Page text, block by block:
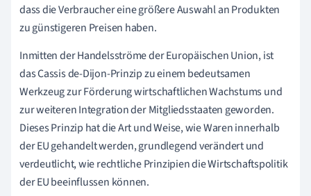
dass die Verbraucher eine größere Auswahl an Produkten
zu günstigeren Preisen haben.
Inmitten der Handelsströme der Europäischen Union, ist
das Cassis de-Dijon-Prinzip zu einem bedeutsamen
Werkzeug zur Förderung wirtschaftlichen Wachstums und
zur weiteren Integration der Mitgliedsstaaten geworden.
Dieses Prinzip hat die Art und Weise, wie Waren innerhalb
der EU gehandelt werden, grundlegend verändert und
verdeutlicht, wie rechtliche Prinzipien die Wirtschaftspolitik
der EU beeinflussen können.